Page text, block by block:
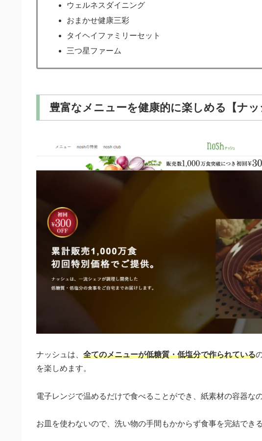
ウェルネスダイニング
おまかせ健康三彩
タイヘイファミリーセット
三つ星ファーム
豊富なメニューを健康的に楽しめる【ナッ
ナッシュは、 全てのメニューが低糖質・低塩分で作られている
を楽しめます。
電子レンジで温めるだけで食べることができ、紙素材の容器な
お皿を使わないので、洗い物の手間もかからず食事を完結でき